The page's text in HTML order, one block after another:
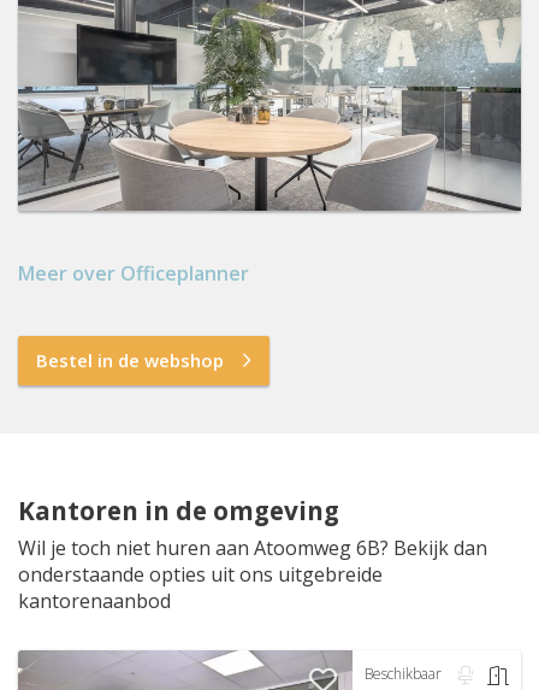
Meer over Officeplanner
Bestel in de webshop
Kantoren in de omgeving
Wil je toch niet huren aan Atoomweg 6B? Bekijk dan
onderstaande opties uit ons uitgebreide
kantorenaanbod
Beschikbaar